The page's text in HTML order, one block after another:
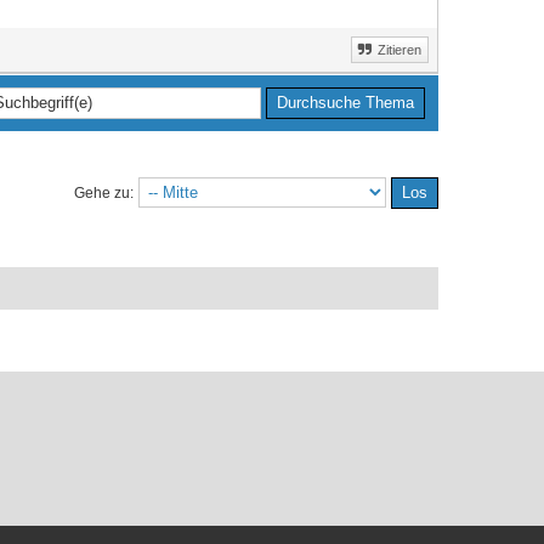
Zitieren
Gehe zu: